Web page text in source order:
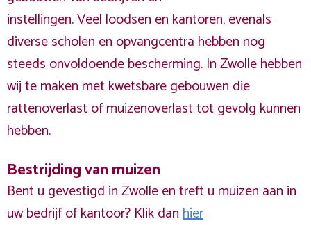
instellingen. Veel loodsen en kantoren, evenals
diverse scholen en opvangcentra hebben nog
steeds onvoldoende bescherming. In Zwolle hebben
wij te maken met kwetsbare gebouwen die
rattenoverlast of muizenoverlast tot gevolg kunnen
hebben.
Bestrijding van muizen
Bent u gevestigd in Zwolle en treft u muizen aan in
uw bedrijf of kantoor? Klik danhier